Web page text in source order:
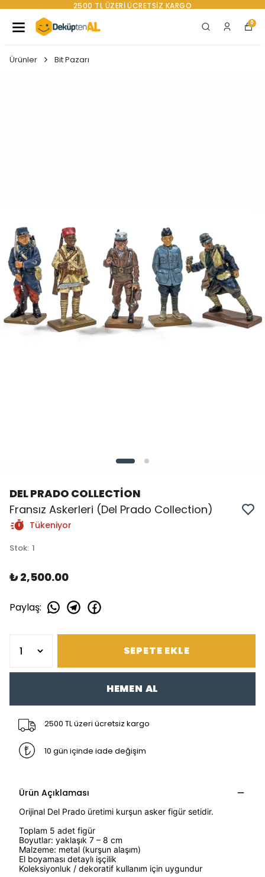
YENI SEZON ÜRÜNLER
0
Ürünler Bit Pazarı
DEL PRADO COLLECTİON
Fransız Askerleri (Del Prado Collection)
Tükeniyor
Stok: 1
₺ 2,500.00
Paylaş:
SEPETE EKLE
HEMEN AL
2500 TL üzeri ücretsiz kargo
10 gün içinde iade değişim
Ürün Açıklaması
Orijinal Del Prado üretimi kurşun asker figür setidir.
Toplam 5 adet figür
Boyutlar: yaklaşık 7 – 8 cm
Malzeme: metal (kurşun alaşım)
El boyaması detaylı işçilik
Koleksiyonluk / dekoratif kullanım için uygundur